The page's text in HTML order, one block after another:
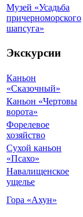
Музей «Усадьба
причерноморского
шапсуга»
Экскурсии
Каньон
«Сказочный»
Каньон «Чертовы
ворота»
Форелевое
хозяйство
Сухой каньон
«Псахо»
Навалищенское
ущелье
Гора «Ахун»